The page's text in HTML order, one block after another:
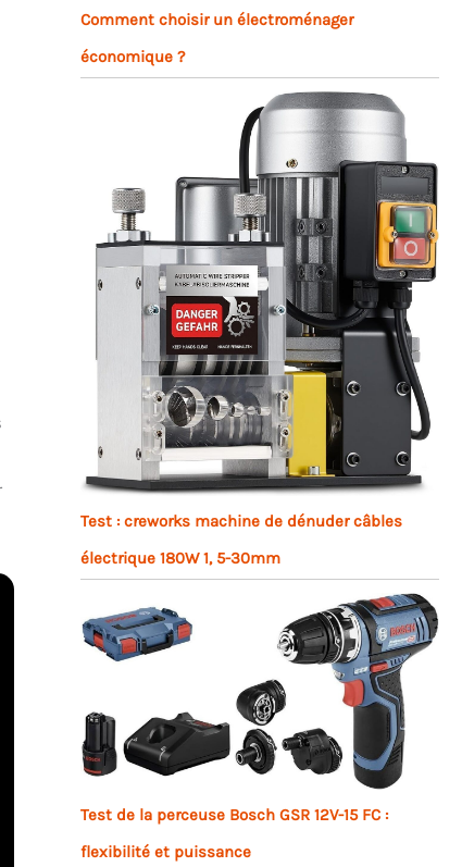
Comment choisir un électroménager
économique ?
Test : creworks machine de dénuder câbles
électrique 180W 1, 5-30mm
Test de la perceuse Bosch GSR 12V-15 FC :
flexibilité et puissance